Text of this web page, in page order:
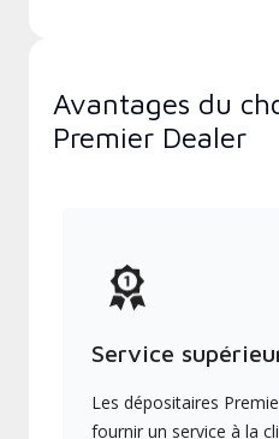
Avantages du
Premier Dealer
Service
Les dépositaires
fournir un service à la